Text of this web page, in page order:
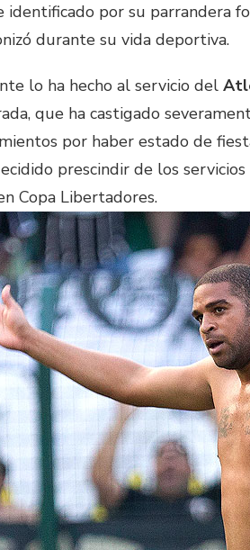
identificado por su parrandera
durante su vida deportiva.
lo ha hecho al servicio del
que ha castigado
por haber estado de
prescindir de los
Copa Libertadores.